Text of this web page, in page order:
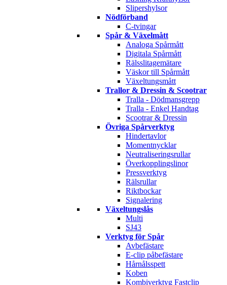
Slipershylsor
Nödförband
C-tvingar
Spår & Växelmått
Analoga Spårmått
Digitala Spårmått
Rälsslitagemätare
Väskor till Spårmått
Växeltungsmått
Trallor & Dressin & Scootrar
Tralla - Dödmansgrepp
Tralla - Enkel Handtag
Scootrar & Dressin
Övriga Spårverktyg
Hindertavlor
Momentnycklar
Neutraliseringsrullar
Överkopplingslinor
Pressverktyg
Rälsrullar
Riktbockar
Signalering
Växeltungslås
Multi
SJ43
Verktyg för Spår
Avbefästare
E-clip påbefästare
Hårnålsspett
Koben
Kombiverktyg Fastclip